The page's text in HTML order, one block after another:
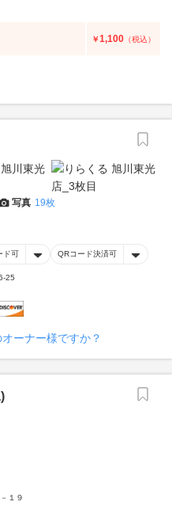
￥1,100 （税込）
写真 19枚
ド可 QRコード決済可
25
ーナー様ですか？
１９